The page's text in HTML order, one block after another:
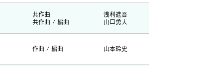
共作曲
浅利進吾
共作曲 / 編曲
山口勇人
作曲 / 編曲 山本玲史